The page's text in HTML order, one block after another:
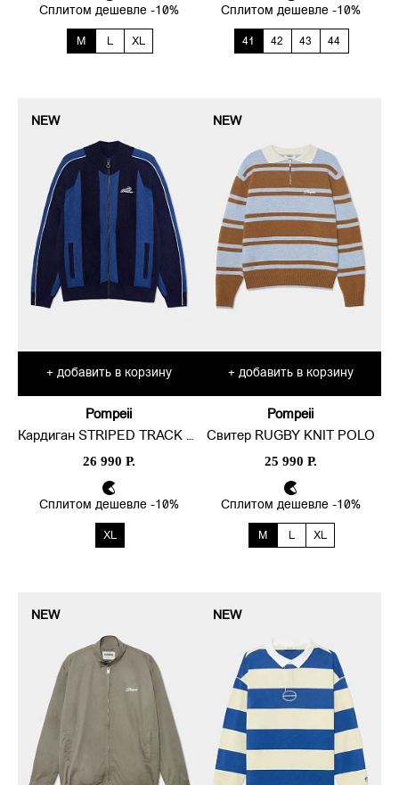
Сплитом дешевле -10%
M L XL
Сплитом дешевле -10%
41 42 43 44
NEW
+ добавить в корзину
Pompeii
Кардиган STRIPED TRACK SUIT
26 990 Р.
Сплитом дешевле -10%
XL
NEW
+ добавить в корзину
Pompeii
Свитер RUGBY KNIT POLO
25 990 Р.
Сплитом дешевле -10%
M L XL
NEW NEW